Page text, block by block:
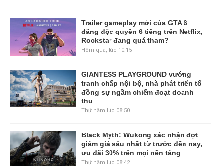
Trailer gameplay mới của GTA 6
đăng độc quyền 6 tiếng trên Netflix,
Rockstar đang quá tham?
Hôm qua, lúc 10:15
GIANTESS PLAYGROUND vướng
tranh chấp nội bộ, nhà phát triển tố
đồng sự ngầm chiếm đoạt doanh
thu
Thứ năm lúc 08:50
Black Myth: Wukong xác nhận đợt
giảm giá sâu nhất từ trước đến nay,
ưu đãi 30% trên mọi nền tảng
Thứ năm lúc 08:42